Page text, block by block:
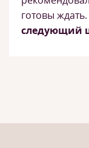
готовы
следующий